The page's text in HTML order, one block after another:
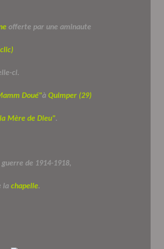
offerte par une aminaute
ci.
Doué"à Quimper (29)
Mère de Dieu".
de 1914-1918,
la chapelle.